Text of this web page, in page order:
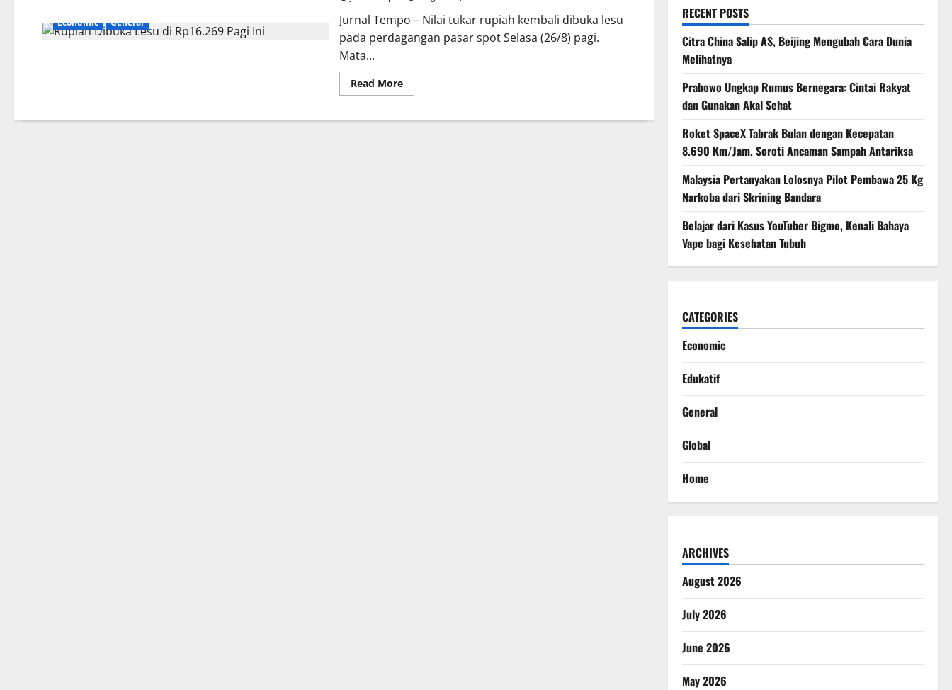
Economic General
Jurnal Tempo – Nilai tukar rupiah kembali dibuka lesu
pada perdagangan pasar spot Selasa (26/8) pagi.
Mata...
Read MoreRead
more
Dibuka
RECENT POSTS
Citra China Salip AS, Beijing Mengubah Cara Dunia
Melihatnya
Prabowo Ungkap Rumus Bernegara: Cintai Rakyat
dan Gunakan Akal Sehat
Roket SpaceX Tabrak Bulan dengan Kecepatan
8.690 Km/Jam, Soroti Ancaman Sampah Antariksa
Malaysia Pertanyakan Lolosnya Pilot Pembawa 25 Kg
Narkoba dari Skrining Bandara
Belajar dari Kasus YouTuber Bigmo, Kenali Bahaya
Vape bagi Kesehatan Tubuh
CATEGORIES
Economic
Edukatif
General
Global
Home
ARCHIVES
August 2026
July 2026
June 2026
May 2026